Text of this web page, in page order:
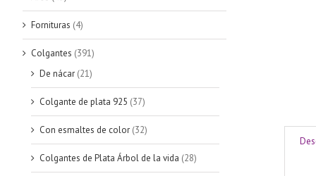
Fornituras (4)
Colgantes (391)
De nácar (21)
Colgante de plata 925 (37)
Con esmaltes de color (32)
Colgantes de Plata Árbol de la vida (28)